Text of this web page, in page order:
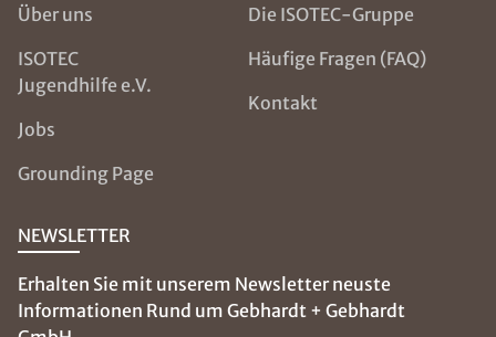
Über uns
ISOTEC
Jugendhilfe e.V.
Jobs
Grounding Page
Die ISOTEC-Gruppe
Häufige Fragen (FAQ)
Kontakt
NEWSLETTER
Erhalten Sie mit unserem Newsletter neuste
Informationen Rund um Gebhardt + Gebhardt